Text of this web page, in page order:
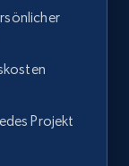
Projekt